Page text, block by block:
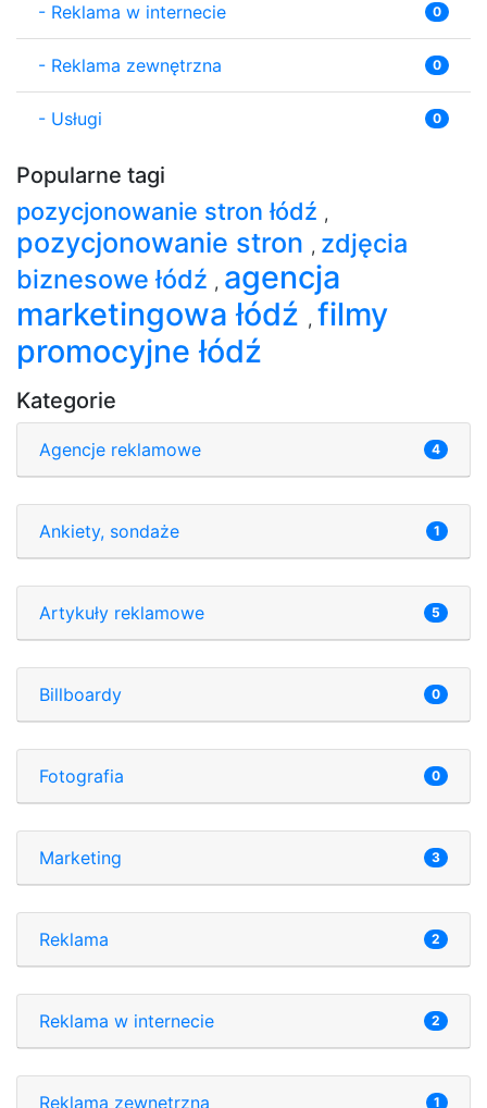
- Reklama w internecie 0
- Reklama zewnętrzna 0
- Usługi 0
Popularne tagi
pozycjonowanie stron łódź ,
pozycjonowanie stron , zdjęcia
biznesowe łódź , agencja
marketingowa łódź , filmy
promocyjne łódź
Kategorie
Agencje reklamowe 4
Ankiety, sondaże 1
Artykuły reklamowe 5
Billboardy 0
Fotografia 0
Marketing 3
Reklama 2
Reklama w internecie 2
Reklama zewnętrzna 1